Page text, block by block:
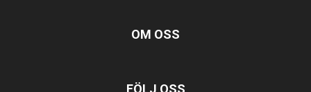
OM OSS
FÖLJ OSS